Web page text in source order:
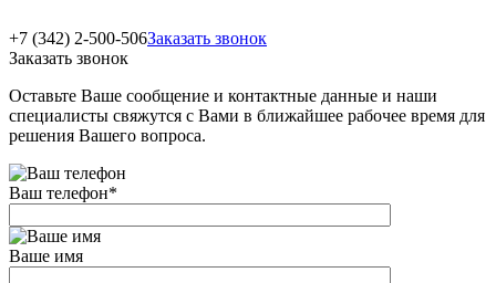
+7 (342) 2-500-506Заказать звонок
Заказать звонок
Оставьте Ваше сообщение и контактные данные и наши
специалисты свяжутся с Вами в ближайшее рабочее время для
решения Вашего вопроса.
Ваш телефон*
Ваше имя